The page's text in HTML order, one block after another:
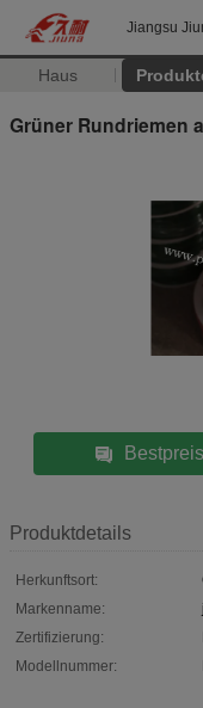
Jiangsu
Haus
Grüner Rundriemen
Bestpreis
Produktdetails
Herkunftsort:
Markenname:
Zertifizierung:
Modellnummer: